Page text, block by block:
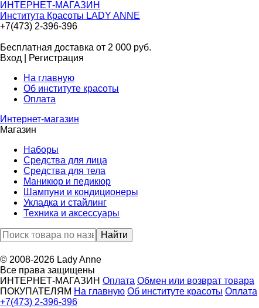
ИНТЕРНЕТ-МАГАЗИН
Института Красоты LADY ANNE
+7(473) 2-396-396
Бесплатная доставка от 2 000 руб.
Вход
Регистрация
На главную
Об институте красоты
Оплата
Интернет-магазин
Магазин
Наборы
Средства для лица
Средства для тела
Маникюр и педикюр
Шампуни и кондиционеры
Укладка и стайлинг
Техника и аксессуары
© 2008-2026 Lady Anne
Все права защищены
ИНТЕРНЕТ-МАГАЗИН Оплата Обмен или возврат товара
ПОКУПАТЕЛЯМ На главную Об институте красоты Оплата
+7(473) 2-396-396